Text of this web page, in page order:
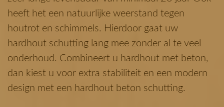
heeft het een natuurlijke weerstand tegen
houtrot en schimmels. Hierdoor gaat uw
hardhout schutting lang mee zonder al te veel
onderhoud. Combineert u hardhout met beton,
dan kiest u voor extra stabiliteit en een modern
design met een hardhout beton schutting.